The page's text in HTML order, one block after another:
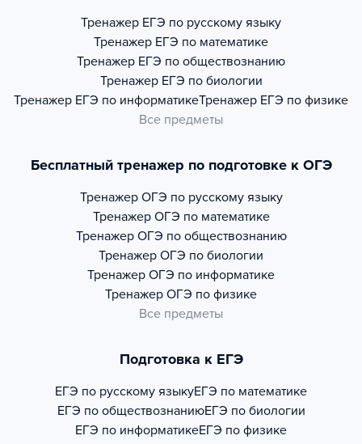
Тренажер ЕГЭ по русскому языку
Тренажер ЕГЭ по математике
Тренажер ЕГЭ по обществознанию
Тренажер ЕГЭ по биологии
Тренажер ЕГЭ по информатикеТренажер ЕГЭ по физике
Все предметы
Бесплатный тренажер по подготовке к ОГЭ
Тренажер ОГЭ по русскому языку
Тренажер ОГЭ по математике
Тренажер ОГЭ по обществознанию
Тренажер ОГЭ по биологии
Тренажер ОГЭ по информатике
Тренажер ОГЭ по физике
Все предметы
Подготовка к ЕГЭ
ЕГЭ по русскому языкуЕГЭ по математике
ЕГЭ по обществознаниюЕГЭ по биологии
ЕГЭ по информатикеЕГЭ по физике